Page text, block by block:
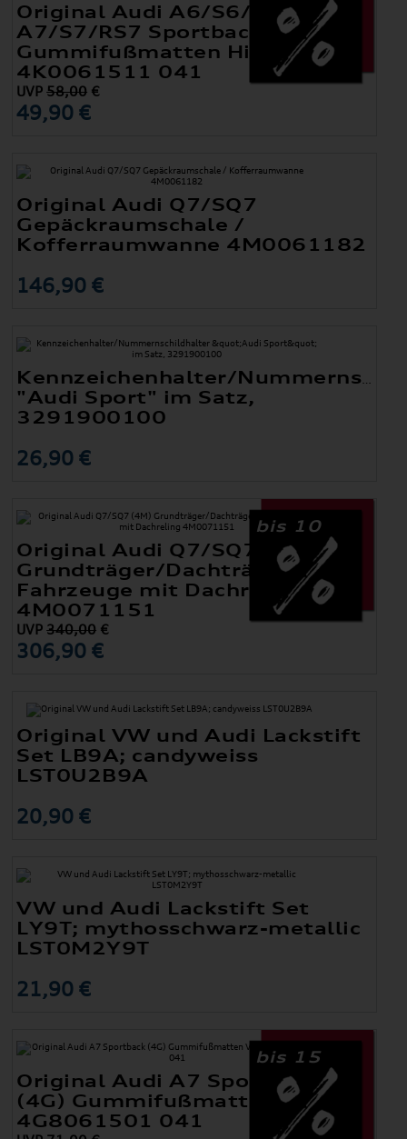
Original Audi A6/S6/RS6 (4K) /
A7/S7/RS7 Sportback (4K)
Gummifußmatten Hinten
4K0061511 041
UVP58,00 €
49,90 €
Original Audi Q7/SQ7
Gepäckraumschale /
Kofferraumwanne 4M0061182
146,90 €
Kennzeichenhalter/
"Audi Sport" im Satz,
3291900100
26,90 €
bis 10
Original Audi Q7/SQ7 (4M)
Grundträger/Dachträger für
Fahrzeuge mit Dachreling
4M0071151
UVP340,00 €
306,90 €
Original VW und Audi Lackstift
Set LB9A; candyweiss
LST0U2B9A
20,90 €
VW und Audi Lackstift Set
LY9T; mythosschwarz-metallic
LST0M2Y9T
21,90 €
bis 15
Original Audi A7 Sportback
(4G) Gummifußmatten Vorne
4G8061501 041